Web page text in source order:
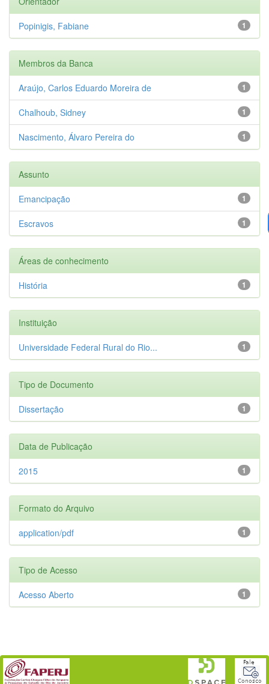
1
Popinigis, Fabiane
Membros da Banca
1
Araújo, Carlos Eduardo Moreira de
1
Chalhoub, Sidney
1
Nascimento, Álvaro Pereira do
Assunto
1
Emancipação
1
Escravos
Áreas de conhecimento
1
História
Instituição
1
Universidade Federal Rural do Rio...
Tipo de Documento
1
Dissertação
Data de Publicação
1
2015
Formato do Arquivo
1
application/pdf
Tipo de Acesso
1
Acesso Aberto